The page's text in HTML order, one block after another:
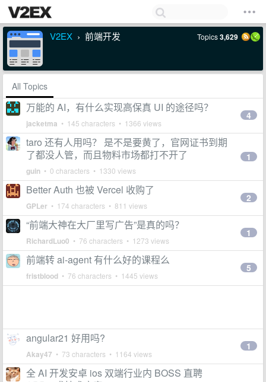
V2EX › 前端开发 Topics3,629
All Topics
万能的 AI，有什么实现高保真 UI 的途径吗？
jacketma • 145 characters • 1366 views
4
taro 还有人用吗？ 是不是要黄了，官网证书到期
了都没人管，而且物料市场都打不开了
guin • 0 characters • 1330 views
1
Better Auth 也被 Vercel 收购了
GPLer • 174 characters • 811 views
2
“前端大神在大厂里写广告”是真的吗？
RichardLuo0 • 76 characters • 1273 views
1
前端转 ai-agent 有什么好的课程么
fristblood • 76 characters • 1445 views
5
angular21 好用吗?
Akay47 • 73 characters • 1164 views
1
全 AI 开发安卓 ios 双端行业内 BOSS 直聘